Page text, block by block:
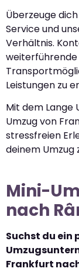
Überzeuge
Service und
Verhältnis.
Leistungen zu
Mit dem Lange
Umzug von
stressfreien
deinem Umzug
Mini-
nach
Suchst du ein
Frankfurt